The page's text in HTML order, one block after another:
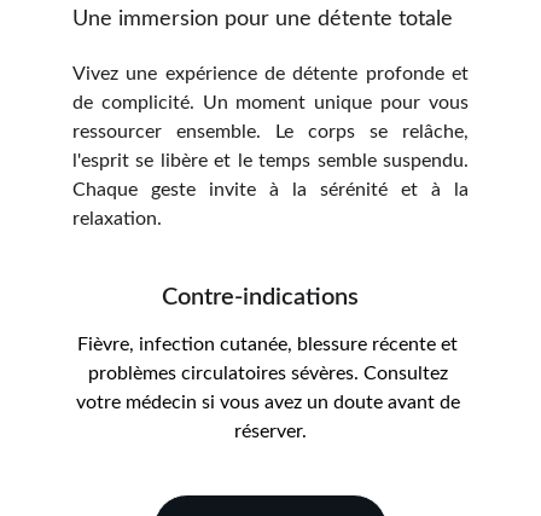
Une immersion pour une détente totale
Vivez une expérience de détente profonde et
de complicité. Un moment unique pour vous
ressourcer ensemble. Le corps se relâche,
l'esprit se libère et le temps semble suspendu.
Chaque geste invite à la sérénité et à la
relaxation.
Contre-indications
Fièvre, infection cutanée, blessure récente et
problèmes circulatoires sévères. Consultez
votre médecin si vous avez un doute avant de
réserver.